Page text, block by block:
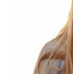
דוברת גרנט | Innovation Consulting Marketing recruitment